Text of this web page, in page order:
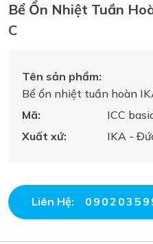
Bể Ổn Nhiệt Tuần
C
Tên sản phẩm:
Bể ổn nhiệt tuần hoàn
Mã:
ICC
Xuất xứ:
IKA -
Liên Hệ: